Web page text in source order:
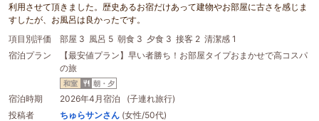
利用させて頂きました。歴史あるお宿だけあって建物やお部屋に古さを感じま
すしたが、お風呂は良かったです。
項目別評価
部屋 3 風呂 5 朝食 3 夕食 3 接客 2 清潔感 1
宿泊プラン
【最安値プラン】早い者勝ち！お部屋タイプおまかせで高コスパ
の旅
和室 朝・夕
宿泊時期
2026年4月宿泊 (子連れ旅行)
投稿者
ちゅらサンさん (女性/50代)